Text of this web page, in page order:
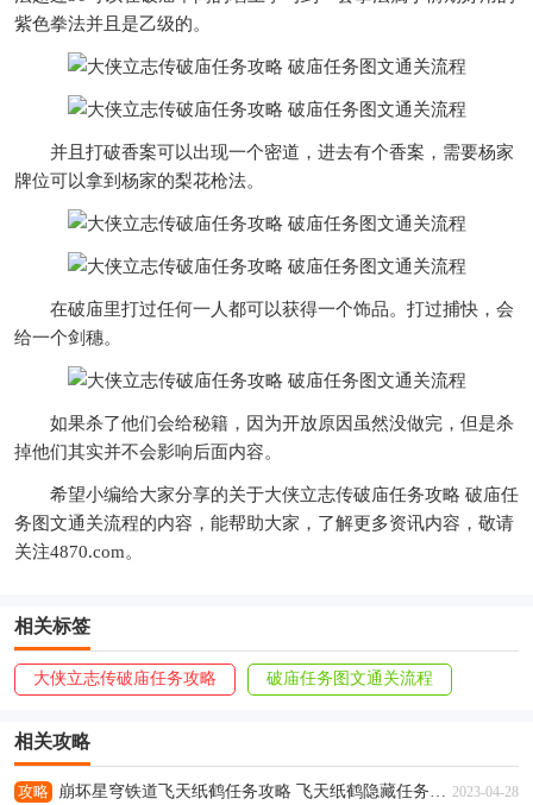
紫色拳法并且是乙级的。
并且打破香案可以出现一个密道，进去有个香案，需要杨家
牌位可以拿到杨家的梨花枪法。
在破庙里打过任何一人都可以获得一个饰品。打过捕快，会
给一个剑穗。
如果杀了他们会给秘籍，因为开放原因虽然没做完，但是杀
掉他们其实并不会影响后面内容。
希望小编给大家分享的关于大侠立志传破庙任务攻略 破庙任
务图文通关流程的内容，能帮助大家，了解更多资讯内容，敬请
关注4870.com。
相关标签
大侠立志传破庙任务攻略 破庙任务图文通关流程
相关攻略
攻略 崩坏星穹铁道飞天纸鹤任务攻略 飞天纸鹤隐藏任务通关流程解析 2023-04-28